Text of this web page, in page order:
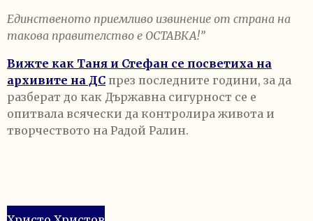
Единственото приемливо извинение от страна на
такова правителство е ОСТАВКА!”
Вижте как Таня и Стефан се посветиха на
архивите на ДС през последните години, за да
разберат до как Държавна сигурност се е
опитвала всячески да контролира живота и
творчеството на Радой Ралин.